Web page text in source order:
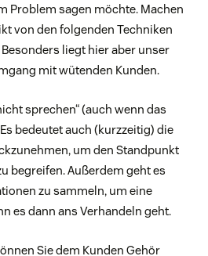
Problem sagen möchte. Machen
von den folgenden Techniken
liegt hier aber unser
mit wütenden Kunden.
sprechen“ (auch wenn das
bedeutet auch (kurzzeitig) die
um den Standpunkt
begreifen. Außerdem geht es
zu sammeln, um eine
es dann ans Verhandeln geht.
Sie dem Kunden Gehör